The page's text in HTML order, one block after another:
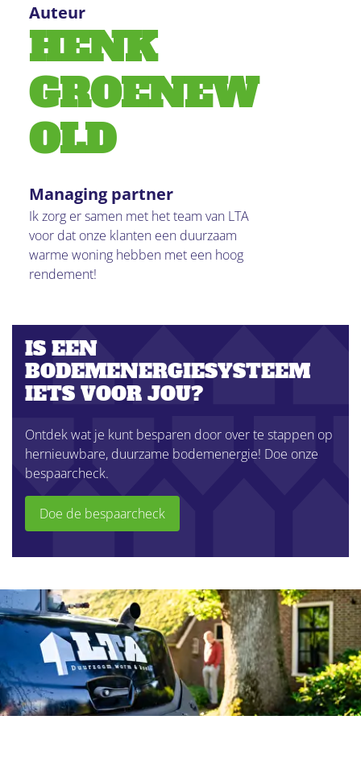
Auteur
HENK
GROENEW
OLD
Managing partner
Ik zorg er samen met het team van LTA
voor dat onze klanten een duurzaam
warme woning hebben met een hoog
rendement!
IS EEN
BODEMENERGIESYSTEEM
IETS VOOR JOU?
Ontdek wat je kunt besparen door over te stappen op
hernieuwbare, duurzame bodemenergie! Doe onze
bespaarcheck.
Doe de bespaarcheck